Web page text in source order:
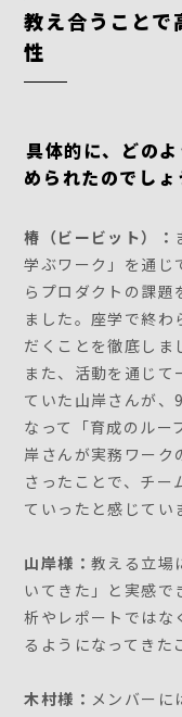
教え合うことで
性
――具体的に、どの
められたのでしょ
椿（ビービット）：
学ぶワーク」を通じ
らプロダクトの課題
ました。座学で終わ
だくことを徹底しま
また、活動を通じて
ていた山岸さんが、
なって「育成のルー
岸さんが実務ワーク
さったことで、チー
ていったと感じてい
山岸様：教える立場
いてきた」と実感で
析やレポートではな
るようになってきた
木村様： メンバーに